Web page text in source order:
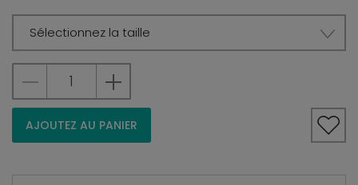
Sélectionnez la taille
AJOUTEZ AU PANIER